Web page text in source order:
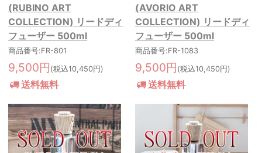
(RUBINO ART
COLLECTION) リードディ
フューザー 500ml
商品番号:FR-801
9,500円 (税込10,450円)
送料無料
(AVORIO ART
COLLECTION) リードディ
フューザー 500ml
商品番号:FR-1083
9,500円 (税込10,450円)
送料無料